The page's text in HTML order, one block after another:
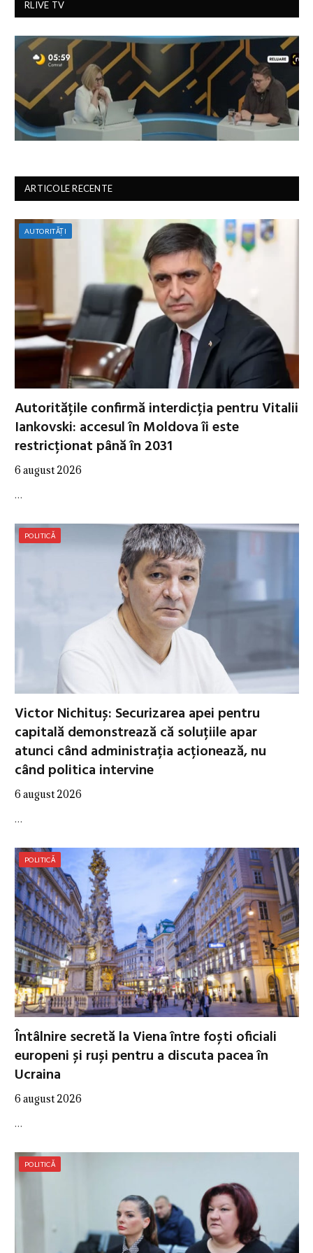
RLIVE TV
ARTICOLE RECENTE
AUTORITĂȚI
Autoritățile confirmă interdicția pentru Vitalii
Iankovski: accesul în Moldova îi este
restricționat până în 2031
6 august 2026
…
POLITICĂ
Victor Nichituș: Securizarea apei pentru
capitală demonstrează că soluțiile apar
atunci când administrația acționează, nu
când politica intervine
6 august 2026
…
POLITICĂ
Întâlnire secretă la Viena între foști oficiali
europeni și ruși pentru a discuta pacea în
Ucraina
6 august 2026
…
POLITICĂ